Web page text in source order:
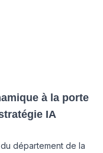
à la porte
IA
département de la